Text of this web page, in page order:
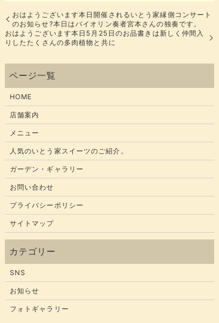
おはようございます本日開催されるいとう家縁側コンサート
のお知らせ?本日はバイオリン奏者宮本さんの独奏です。
おはようございます本日5月25日のお品書きは新しく仲間入
りしたたくさんの多肉植物と共に
HOME
店舗案内
メニュー
人気のいとう家スイーツのご紹介。
ガーデン・ギャラリー
お問い合わせ
プライバシーポリシー
サイトマップ
SNS
お知らせ
フォトギャラリー